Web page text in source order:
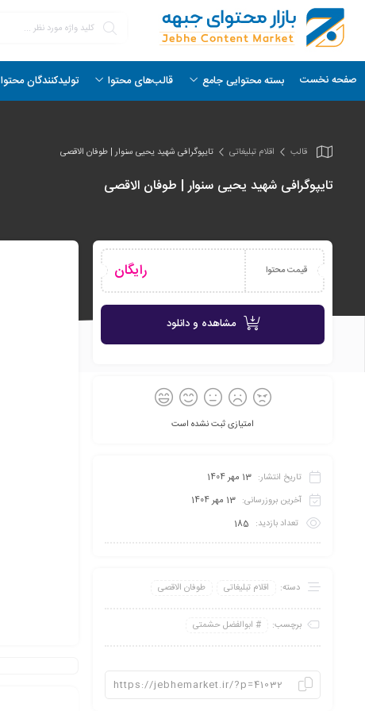
صفحه نخست بسته محتوایی جامع قالب‌های محتوا تولیدکنندگان محتوا
قالب اقلام تبلیغاتی تایپوگرافی شهید یحیی سنوار | طوفان الاقصی
تایپوگرافی شهید یحیی سنوار | طوفان الاقصی
قیمت محتوا رایگان
مشاهده و دانلود
امتیازی ثبت نشده است
تاریخ انتشار: 13 مهر 1404
آخرین بروزرسانی: 13 مهر 1404
تعداد بازدید: 185
دسته: اقلام تبلیغاتی طوفان الاقصی
برچسب: ابوالفضل حشمتی